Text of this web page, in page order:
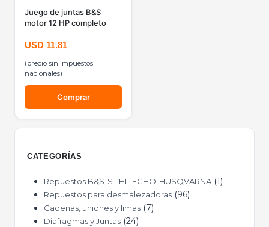
Juego de juntas B&S
motor 12 HP completo
USD 11.81
(precio sin impuestos
nacionales)
Comprar
CATEGORÍAS
Repuestos B&S-STIHL-ECHO-HUSQVARNA 1
Repuestos para desmalezadoras 96
Cadenas, uniones y limas 7
Diafragmas y Juntas 24